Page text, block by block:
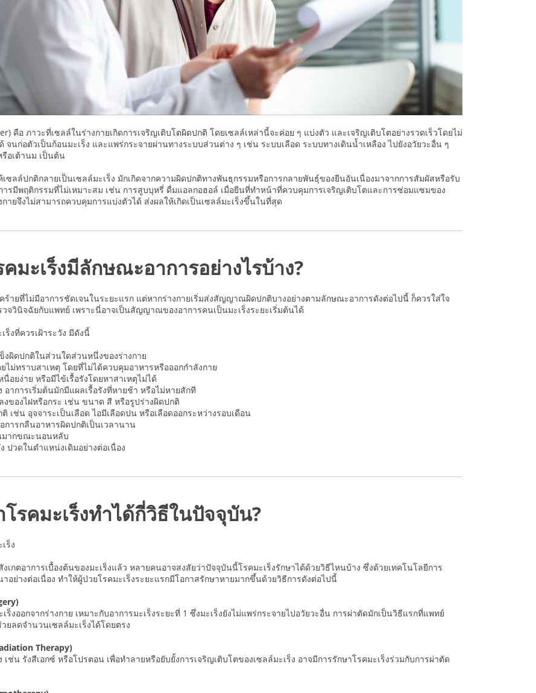
คือ ภาวะที่เซลล์ในร่างกายเกิดการเจริญเติบโตผิดปกติ โดยเซลล์เหล่านี้จะค่อย ๆ แบ่งตัว และเจริญเติบโตอย่างรวดเร็วโดยไม่
จนก่อตัวเป็นก้อนมะเร็ง และแพร่กระจายผ่านทางระบบส่วนต่าง ๆ เช่น ระบบเลือด ระบบทางเดินน้ำเหลือง ไปยังอวัยวะอื่น ๆ
อเต้านม เป็นต้น
ซลล์ปกติกลายเป็นเซลล์มะเร็ง มักเกิดจากความผิดปกติทางพันธุกรรมหรือการกลายพันธุ์ของยีนอันเนื่องมาจากการสัมผัสหรือรับ
ารมีพฤติกรรมที่ไม่เหมาะสม เช่น การสูบบุหรี่ ดื่มแอลกอฮอล์ เมื่อยีนที่ทำหน้าที่ควบคุมการเจริญเติบโตและการซ่อมแซมของ
กายจึงไม่สามารถควบคุมการแบ่งตัวได้ ส่งผลให้เกิดเป็นเซลล์มะเร็งขึ้นในที่สุด
มะเร็งมีลักษณะอาการอย่างไรบ้าง?
ร้ายที่ไม่มีอาการชัดเจนในระยะแรก แต่หากร่างกายเริ่มส่งสัญญาณผิดปกติบางอย่างตามลักษณะอาการดังต่อไปนี้ ก็ควรใส่ใจ
วจวินิจฉัยกับแพทย์ เพราะนี่อาจเป็นสัญญาณของอาการคนเป็นมะเร็งระยะเริ่มต้นได้
ร็งที่ควรเฝ้าระวัง มีดังนี้
งผิดปกติในส่วนใดส่วนหนึ่งของร่างกาย
ไม่ทราบสาเหตุ โดยที่ไม่ได้ควบคุมอาหารหรือออกกำลังกาย
นื่อยง่าย หรือมีไข้เรื้อรังโดยหาสาเหตุไม่ได้
อาการเริ่มต้นมักมีแผลเรื้อรังที่หายช้า หรือไม่หายสักที
งของไฝหรือกระ เช่น ขนาด สี หรือรูปร่างผิดปกติ
เช่น อุจจาระเป็นเลือด ไอมีเลือดปน หรือเลือดออกระหว่างรอบเดือน
การกลืนอาหารผิดปกติเป็นเวลานาน
มากขณะนอนหลับ
ปวดในตำแหน่งเดิมอย่างต่อเนื่อง
รคมะเร็งทำได้กี่วิธีในปัจจุบัน?
เกตอาการเบื้องต้นของมะเร็งแล้ว หลายคนอาจสงสัยว่าปัจจุบันนี้โรคมะเร็งรักษาได้ด้วยวิธีไหนบ้าง ซึ่งด้วยเทคโนโลยีการ
อย่างต่อเนื่อง ทำให้ผู้ป่วยโรคมะเร็งระยะแรกมีโอกาสรักษาหายมากขึ้นด้วยวิธีการดังต่อไปนี้
ร็งออกจากร่างกาย เหมาะกับอาการมะเร็งระยะที่ 1 ซึ่งมะเร็งยังไม่แพร่กระจายไปอวัยวะอื่น การผ่าตัดมักเป็นวิธีแรกที่แพทย์
ยลดจำนวนเซลล์มะเร็งได้โดยตรง
Therapy)
เช่น รังสีเอกซ์ หรือโปรตอน เพื่อทำลายหรือยับยั้งการเจริญเติบโตของเซลล์มะเร็ง อาจมีการรักษาโรคมะเร็งร่วมกับการผ่าตัด